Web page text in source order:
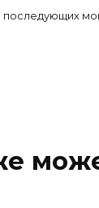
последующих